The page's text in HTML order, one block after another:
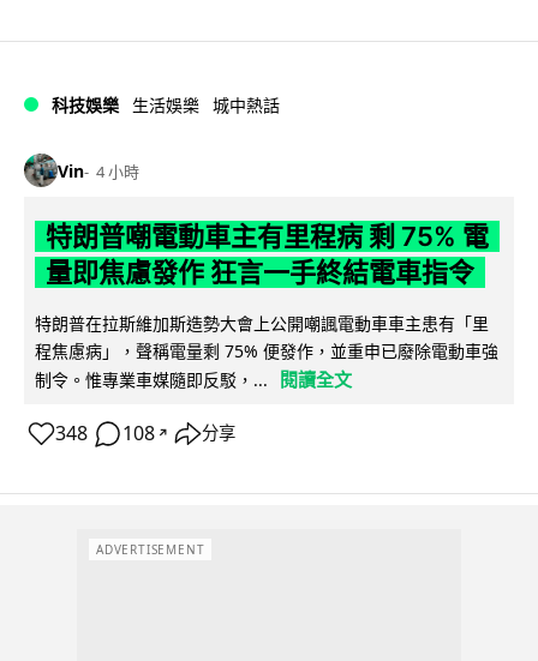
科技娛樂 生活娛樂 城中熱話
Vin 4 小時
特朗普嘲電動車主有里程病 剩 75% 電
量即焦慮發作 狂言一手終結電車指令
特朗普在拉斯維加斯造勢大會上公開嘲諷電動車車主患有「里
程焦慮病」，聲稱電量剩 75% 便發作，並重申已廢除電動車強
制令。惟專業車媒隨即反駁，...
閱讀全文
348 108 ↗ 分享
ADVERTISEMENT